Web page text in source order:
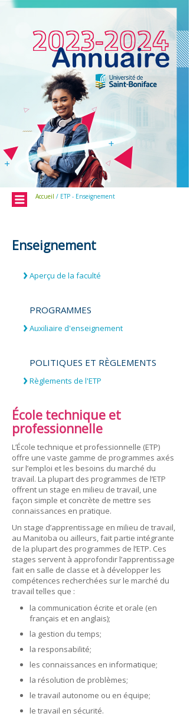
Menu Accueil / ETP - Enseignement
Enseignement
Aperçu de la faculté
PROGRAMMES
Auxiliaire d'enseignement
POLITIQUES ET RÈGLEMENTS
Règlements de l'ETP
École technique et
professionnelle
L’École technique et professionnelle (ETP)
offre une vaste gamme de programmes axés
sur l’emploi et les besoins du marché du
travail. La plupart des programmes de l’ETP
offrent un stage en milieu de travail, une
façon simple et concrète de mettre ses
connaissances en pratique.
Un stage d’apprentissage en milieu de travail,
au Manitoba ou ailleurs, fait partie intégrante
de la plupart des programmes de l’ETP. Ces
stages servent à approfondir l’apprentissage
fait en salle de classe et à développer les
compétences recherchées sur le marché du
travail telles que :
la communication écrite et orale (en
français et en anglais);
la gestion du temps;
la responsabilité;
les connaissances en informatique;
la résolution de problèmes;
le travail autonome ou en équipe;
le travail en sécurité.